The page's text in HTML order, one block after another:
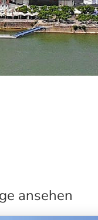
ansehen